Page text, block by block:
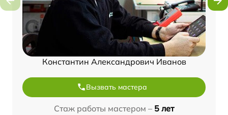
Константин Александрович Иванов
Вызвать мастера
Стаж работы мастером – 5 лет